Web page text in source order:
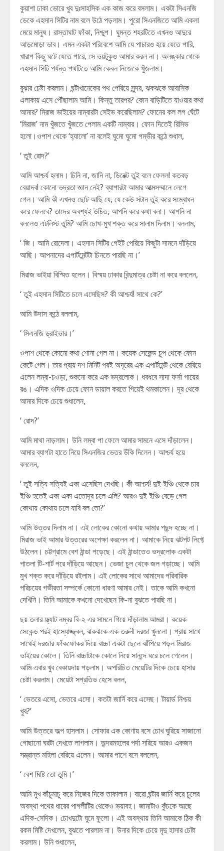
কুয়াশা ঢাকা ভোরে খুব দুঃসাহসিক এক কাজ করে বসলাম। একটা সিএনজি
ডেকে এহসান সিটির নাম বলে উঠে পড়লাম। পুরো সিএনজিতে আমি একলা
মেয়ে মানুষ। রাস্তাঘাট ফাঁকা, নিশ্চুপ। ঘুমন্ত শহরটিতে এখনও আদুরে
আড়মোড়া ভাব। এমন একটা পরিবেশে আমি যে পাচারও হয়ে যেতে পারি,
খারাপ কিছু ঘটে যেতে পারে, সে ভয়টুকুও আমার করল না। অলঙ্কার থেকে
এহসান সিটি পর্যন্ত পথটিতে আমি কেবল নিজেকে খুঁজলাম।
বুঝার চেষ্টা করলাম। ঘন্টাখানেকের পথ পেরিয়ে সুন্দর, ঝকঝকে আবাসিক
এলাকায় এসে পৌঁছালাম আমি। কিন্তু তারপর? কোন বাড়িটিতে যাওয়ার কথা
আমার? মিরাজ ভাইয়ের নাম্বারটা সেইভ করেছিলাম? ফোনের কল লগ ঘেঁটে
‘মিরাজ’ নাম খুঁজতে খুঁজতে পেলাম একটি নাম্বার। ফোন দিতেই রিসিভ
হলো।ওপাশ থেকে ‘হ্যালো’ না বলেই ঘুমো ঘুমো গম্ভীর কন্ঠে শুধাল,
‘ তুই রোদ?’
আমি আশ্চর্য হলাম। চিনি না, জানি না, ডিরেক্ট তুই বলে ফেলল! কতবড়
বেয়াদব! কোনো ভদ্রতা জ্ঞান নেই? ব্যাপারটা আমার আত্মসম্মানে লেগে
গেল। আমি কী এখনও ছোট আছি যে, যে কেউ সটান তুই করে সম্বোধন
করে ফেলবে? তাদের অবশ্যই উচিত, আপনি করে কথা বলা। আপনি না
বললেও এটলিস্ট তুমি? আমি চোখ-মুখ শক্ত করে সালাম দিলাম। বললাম,
‘ জি। আমি রোদেলা। এহসান সিটির গেইট পেরিয়ে কিছুটা সামনে দাঁড়িয়ে
আছি। আপনাদের এপার্টমেন্টটা চিনতে পারছি না।’
মিরাজ ভাইয়া বিস্মিত হলেন। বিস্ময় ঢাকার বিন্দুমাত্র চেষ্টা না করে বললেন,
‘ তুই এহসান সিটিতে চলে এসেছিস? কী আশ্চর্য! সাথে কে?’
আমি উদাস কন্ঠে বললাম,
‘ সিএনজি ড্রাইভার।’
ওপাশ থেকে কোনো কথা শোনা গেল না। কয়েক সেকেন্ড চুপ থেকে ফোন
কেটে গেল। তার প্রায় দশ মিনিট পরই অদূরের এক এপার্টমেন্ট থেকে বেরিয়ে
এলেন লম্বা-চওড়া, শুকনো করে এক ভদ্রলোক। ধবধবে সাদা ফর্সা গায়ের
রঙ। এদিক ওদিক চেয়ে ফোন ডায়াল করতে গিয়েই থমকালেন। দূর থেকে
আমার দিকে চেয়ে শুধালেন,
‘ রোদ?’
আমি মাথা নাড়লাম। উনি লম্বা পা ফেলে আমার সামনে এসে দাঁড়ালেন।
আমার ব্যাগটা হাতে নিয়ে সিএনজির ভেতর উঁকি দিলেন। আশ্চর্য হয়ে
বললেন,
‘ তুই সত্যি সত্যিই একা এসেছিস দেখছি। কী আশ্চর্য! দুই ইঞ্চি থেকে চার
ইঞ্চি হতেই একা একা এতোদূর চলে এলি? আরও দুই ইঞ্চি বেড়ে গেল
কোথায় কোথায় চলে যাবি বল তো?’
আমি উত্তর দিলাম না। এই লোকের কোনো কথায় আমার পছন্দ হচ্ছে না।
মিরাজ ভাই আমার উত্তরের অপেক্ষা করলেন না। আমাকে নিয়ে ঝটপট লিফ্টে
উঠলেন। চট্টগ্রামে বেশ ঠান্ডা পড়েছে। এই ঠান্ডাতেও ভদ্রলোক একটা
পাতলা টি-শার্ট পরে দাঁড়িয়ে আছেন। ভেজা চুল থেকে জল গড়াচ্ছে। আমি
মুখ শক্ত করে দাঁড়িয়ে রইলাম। এই লোকের সাথে আমাদের পরিবারিক
পরিচয়ের গভীরতা সম্পর্কে কোনো ধারণা আমার নেই। তাকে আমি কখনো
দেখিনি। তিনি আমাকে কখনো দেখেছেন কি-না বুঝতে পারছি না।
ছয় তলার ফ্ল্যাট নম্বর বি-২ এর সামনে গিয়ে দাঁড়ালাম আমরা। কয়েক
সেকেন্ড পরই হাস্যোজ্জ্বল, ঝকঝকে এক তরুনী দরজা খুললো। প্রায় সাথে
সাথেই দরজার ফাঁকফোকর দিয়ে বাচ্চা একটা ছেলে ঝাঁপিয়ে পড়ল মিরাজ
ভাইয়ের কোলে। তিনি বাচ্চাটাকে কোলে নিয়ে সানন্দে ঘরে চলে গেলেন।
আমি এবার খুব বেকায়দায় পড়লাম। অপরিচিত মেয়েটির দিকে চেয়ে হাসার
চেষ্টা করলাম। মেয়েটা সপ্রতিভ হেসে বলল,
‘ ভেতরে এসো, ভেতরে এসো। কতটা জার্নি করে এসেছ। টায়ার্ড নিশ্চয়
খুব?’
আমি উত্তরে অল্প হাসলাম। সোফার এক কোণায় বসে চোখ ঘুরিয়ে সাজানো
গোছানো ঘরটা দেখতে লাগলাম। অন্দরমহলের পর্দা সরিয়ে আরও একজন
সম্ভ্রান্ত মহিলা বেরিয়ে এলেন। আমার পাশে বসে বললেন,
‘ বেশ মিষ্টি তো তুমি।’
আমি মুখ কাঁচুমাচু করে নিজের দিকে তাকালাম। বারো ঘন্টার জার্নি করে চুলের
অবস্থা পথের ধারের পাগলীটির থেকেও ভয়াবহ। জামাটাও কুঁচকে আছে
এদিক-সেদিক। চোখদুটো ঘুমে ফুলো। এই অবস্থায় তিনি আমাকে ঠিক কী
রকম মিষ্টি দেখলেন, বুঝতে পারলাম না। উনার দিকে চেয়ে মৃদু হাসার চেষ্টা
করলাম। উনি শুধালেন,